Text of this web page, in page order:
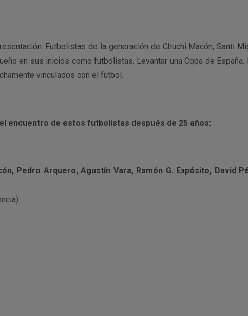
Futbolistas de la generación de Chuchi Macón, Santi
en sus inicios como futbolistas. Levantar una Copa de España.
vinculados con el fútbol.
encuentro de estos futbolistas después de 25 años:
Pedro Arquero, Agustín Vara, Ramón G. Expósito, David